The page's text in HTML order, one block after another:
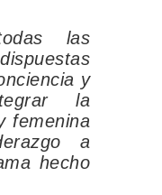
las
y
la
femenina
a
hecho